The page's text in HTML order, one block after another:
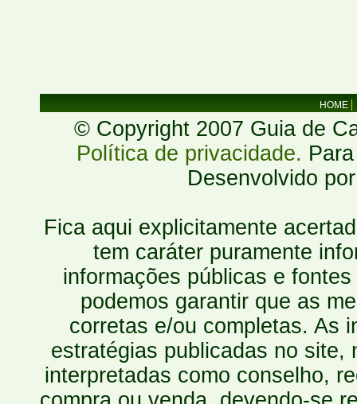
HOME
© Copyright 2007 Guia de
Política de privacidade.
Desenvolvido
Fica aqui explicitamente
tem caráter puramente
informações públicas e
podemos garantir que as
corretas e/ou completas. As
estratégias publicadas no site,
interpretadas como conselho,